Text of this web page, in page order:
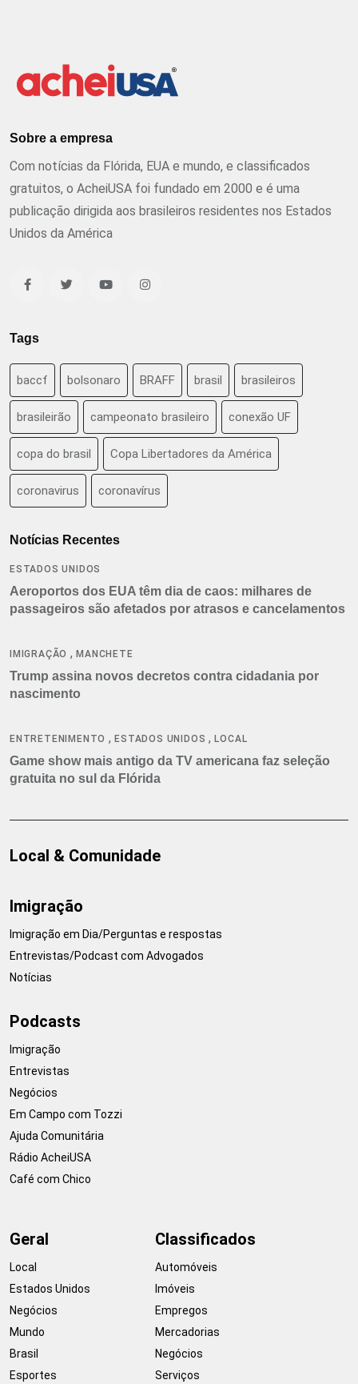
Sobre a empresa
Com notícias da Flórida, EUA e mundo, e classificados
gratuitos, o AcheiUSA foi fundado em 2000 e é uma
publicação dirigida aos brasileiros residentes nos Estados
Unidos da América
Tags
baccf bolsonaro BRAFF brasil brasileiros
brasileirão campeonato brasileiro conexão UF
copa do brasil Copa Libertadores da América
coronavirus coronavírus
Notícias Recentes
ESTADOS UNIDOS
Aeroportos dos EUA têm dia de caos: milhares de
passageiros são afetados por atrasos e cancelamentos
IMIGRAÇÃO ,MANCHETE
Trump assina novos decretos contra cidadania por
nascimento
ENTRETENIMENTO ,ESTADOS UNIDOS ,LOCAL
Game show mais antigo da TV americana faz seleção
gratuita no sul da Flórida
Local & Comunidade
Imigração
Imigração em Dia/Perguntas e respostas
Entrevistas/Podcast com Advogados
Notícias
Podcasts
Imigração
Entrevistas
Negócios
Em Campo com Tozzi
Ajuda Comunitária
Rádio AcheiUSA
Café com Chico
Geral
Local
Estados Unidos
Negócios
Mundo
Brasil
Esportes
Classificados
Automóveis
Imóveis
Empregos
Mercadorias
Negócios
Serviços